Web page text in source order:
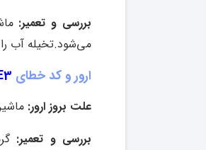
بررسی و تعمیر:
می‌شود.تخیله آب
ارور و کد خطای
علت بروز ارور:
بررسی و تعمیر:گرمایی